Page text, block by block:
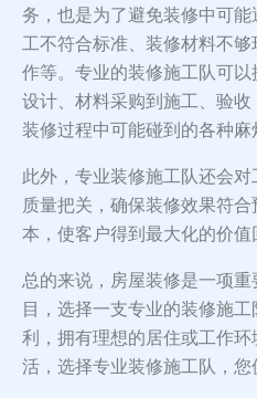
务，也是为了避免装修中可
工不符合标准、装修材料不
作等。专业的装修施工队可
设计、材料采购到施工、验
装修过程中可能碰到的各种麻
此外，专业装修施工队还会
质量把关，确保装修效果符
本，使客户得到最大化的价值
总的来说，房屋装修是一项
目，选择一支专业的装修施
利，拥有理想的居住或工作
活，选择专业装修施工队，您